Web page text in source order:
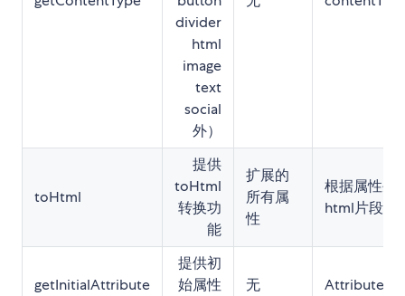
divider
html
image
text
social
外）
toHtml
提供
toHtml
转换功
能
扩展的
所有属
性
根据属性生
html片段
getInitialAttribute
提供初
始属性
无